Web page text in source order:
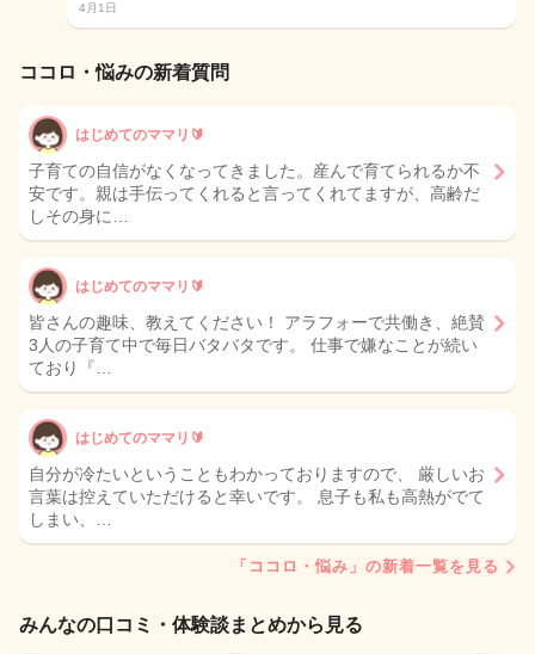
4月1日
ココロ・悩みの新着質問
はじめてのママリ🔰
子育ての自信がなくなってきました。産んで育てられるか不
安です。親は手伝ってくれると言ってくれてますが、高齢だ
しその身に…
はじめてのママリ🔰
皆さんの趣味、教えてください！ アラフォーで共働き、絶賛
3人の子育て中で毎日バタバタです。 仕事で嫌なことが続い
ており『…
はじめてのママリ🔰
自分が冷たいということもわかっておりますので、 厳しいお
言葉は控えていただけると幸いです。 息子も私も高熱がでて
しまい、…
「ココロ・悩み」の新着一覧を見る
みんなの口コミ・体験談まとめから見る